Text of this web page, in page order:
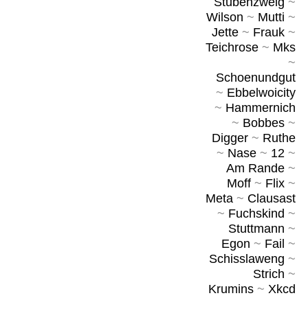
Wilson ~ Mutti ~
Jette~ Frauk~
Teichrose~ Mks
~
Schoenundgut
~ Ebbelwoicity
~ Hammernich
~ Bobbes~
Digger~ Ruthe
~ Nase~ 12~
Am Rande~
Moff~ Flix~
Meta~ Clausast
~ Fuchskind ~
Stuttmann ~
Egon ~ Fail ~
Schisslaweng ~
Strich ~
Krumins~ Xkcd